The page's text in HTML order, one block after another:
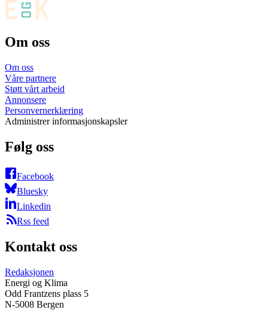
Om oss
Om oss
Våre partnere
Støtt vårt arbeid
Annonsere
Personvernerklæring
Administrer informasjonskapsler
Følg oss
Facebook
Bluesky
Linkedin
Rss feed
Kontakt oss
Redaksjonen
Energi og Klima
Odd Frantzens plass 5
N-5008 Bergen